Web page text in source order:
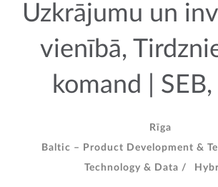
Uzkrājumu un
vienībā,
komand | SEB,
Rīga
Baltic – Product Development &
Technology & Data /